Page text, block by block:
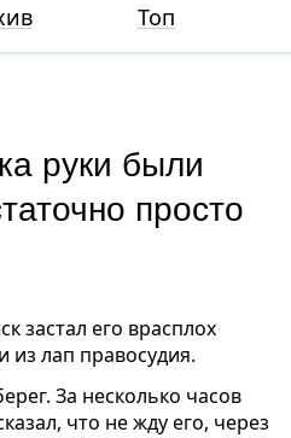
Топ
руки были
просто
застал его врасплох
из лап правосудия.
За несколько часов
что не жду его, через